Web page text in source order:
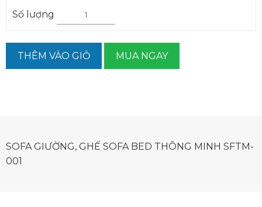
Số lượng
THÊM VÀO GIỎ MUA NGAY
SOFA GIƯỜNG, GHẾ SOFA BED THÔNG MINH SFTM-
001